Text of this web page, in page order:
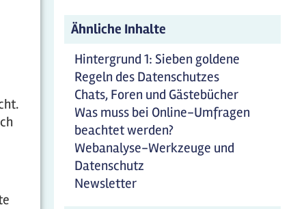
Ähnliche Inhalte
Hintergrund 1: Sieben goldene
Regeln des Datenschutzes
Chats, Foren und Gästebücher
Was muss bei Online-Umfragen
beachtet werden?
Webanalyse-Werkzeuge und
Datenschutz
Newsletter